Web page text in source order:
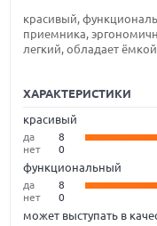
красивый,
приемника,
легкий, обладает
ХАРАКТЕРИСТИКИ
красивый
да
8
нет
0
функциональный
да
8
нет
0
может выступать в